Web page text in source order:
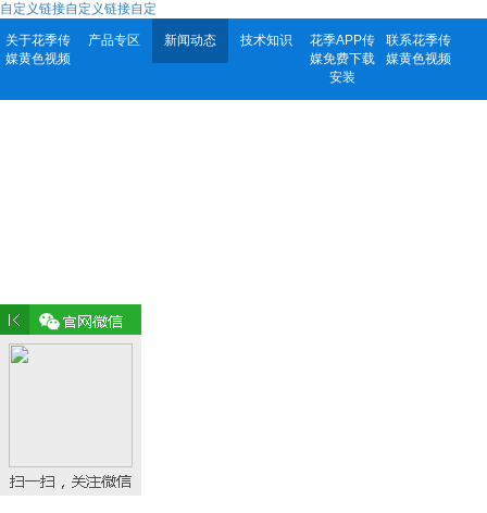
自定义链接自定义链接自定
关于花季传
媒黄色视频
产品专区 新闻动态 技术知识
花季APP传
媒免费下载
安装
联系花季传
媒黄色视频